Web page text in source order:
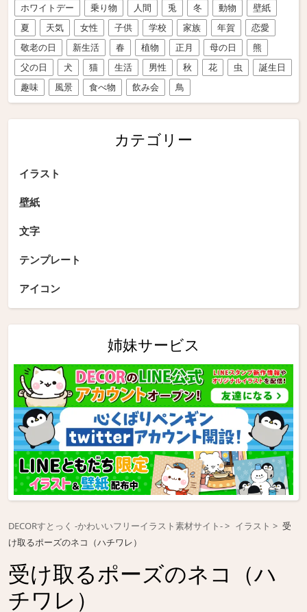
ホワイトデー
乗り物 人間 兎 冬 動物
壁紙
夏
天気 女性 子供 学校 家族 年賀
恋愛
敬老の日
新生活 春 植物 正月 母の日
熊
父の日
犬 猫 生活 男性 秋 花 虫
誕生日
趣味
風景 食べ物 飲み会 鳥
カテゴリー
イラスト
壁紙
文字
テンプレート
アイコン
姉妹サービス
DECORすとっく -かわいいフリーイラスト素材サイト- イラスト
受
け取るポーズのネコ（ハチワレ）
受け取るポーズのネコ（ハ
チワレ）